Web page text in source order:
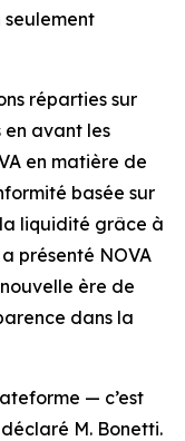
réparties sur
en avant les
en matière de
basée sur
liquidité grâce à
présenté NOVA
ère de
dans la
— c’est
M. Bonetti.